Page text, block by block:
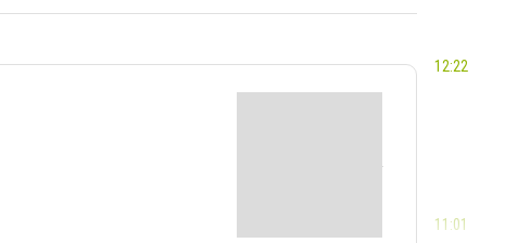
12:22
11:01